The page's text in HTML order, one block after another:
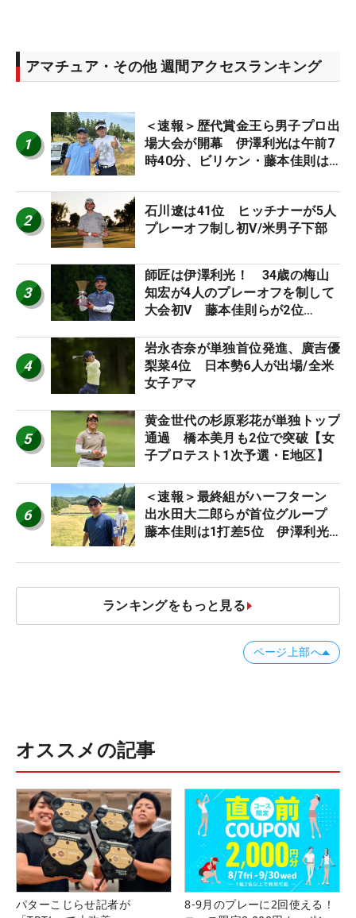
アマチュア・その他 週間アクセスランキング
1
＜速報＞歴代賞金王ら男子プロ出
場大会が開幕 伊澤利光は午前7
時40分、ビリケン・藤本佳則は
STAGE JOYX OPEN】
2
石川遼は41位 ヒッチナーが5人
プレーオフ制し初V/米男子下部
3
師匠は伊澤利光！ 34歳の梅山
知宏が4人のプレーオフを制して
大会初V 藤本佳則らが2位
4
岩永杏奈が単独首位発進、廣吉優
梨菜4位 日本勢6人が出場/全米
女子アマ
5
黄金世代の杉原彩花が単独トップ
通過 橋本美月も2位で突破【女
子プロテスト1次予選・E地区】
6
＜速報＞最終組がハーフターン
出水田大二郎らが首位グループ
藤本佳則は1打差5位 伊澤利光
JOYX OPEN】
ランキングをもっと見る
ページ上部へ
オススメの記事
パターこじらせ記者が
8-9月のプレーに2回使える！